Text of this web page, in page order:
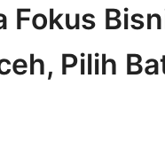
Fokus
Pilih